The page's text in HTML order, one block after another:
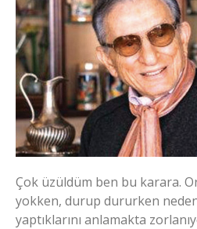
Çok üzüldüm ben bu karara.
yokken, durup dururken
yaptıklarını anlamakta